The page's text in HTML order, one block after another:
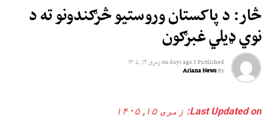
څار: د پاکستان وروستیو څرګندونو ته د
نوي ډیلي غبرګون
Published
2 days ago
onزمری ۱۴, ۱۴۰۵
By
Ariana News
Last Updated on: زمری ۱۵, ۱۴۰۵